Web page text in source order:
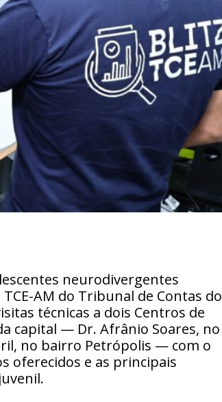
neurodivergentes
AM do Tribunal de Contas do
técnicas a dois Centros de
capital — Dr. Afrânio Soares, no
no bairro Petrópolis — com o
oferecidos e as principais